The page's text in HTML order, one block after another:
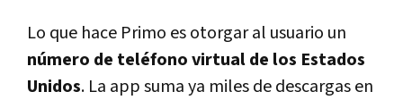
Lo que hace Primo es otorgar al usuario un
número de teléfono virtual de los Estados
Unidos. La app suma ya miles de descargas en